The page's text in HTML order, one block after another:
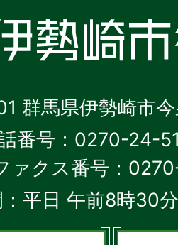
群馬県伊勢崎市
番号：0270-24-
ァクス番号：
平日 午前8時30